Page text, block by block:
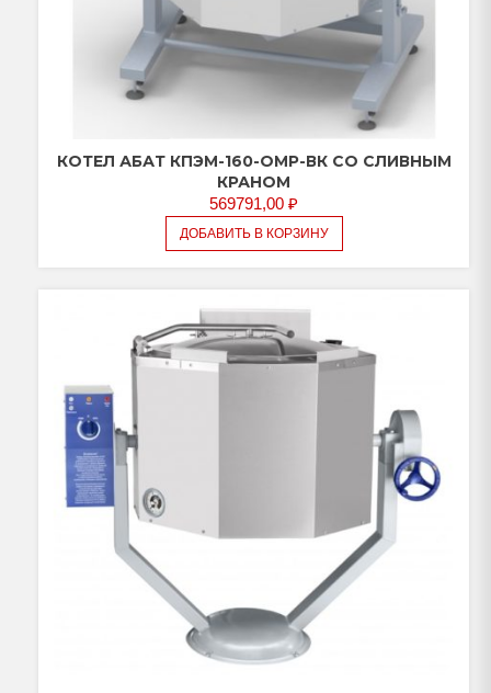
КОТЕЛ АБАТ КПЭМ-160-ОМР-ВК СО СЛИВНЫМ
КРАНОМ
569791,00 ₽
ДОБАВИТЬ В КОРЗИНУ